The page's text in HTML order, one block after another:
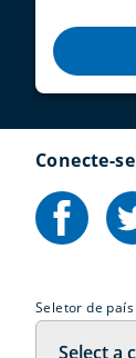
Conecte-
Seletor de país
Select a